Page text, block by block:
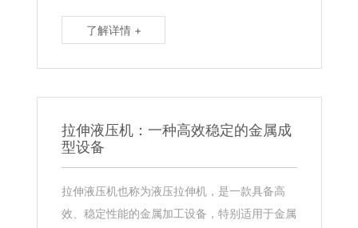
了解详情 +
拉伸液压机：一种高效稳定的金属成
型设备
拉伸液压机​也称为液压拉伸机，是一款具备高
效、稳定性能的金属加工设备，特别适用于金属